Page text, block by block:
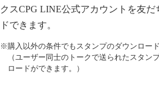
クスCPG LINE公式アカウントを友
ドできます。
※購入以外の条件でもスタンプのダウンロード
（ユーザー同士のトークで送られたスタン
ロードができます。）